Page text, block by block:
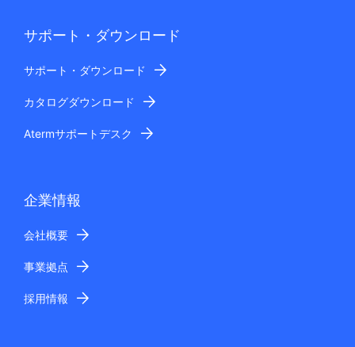
サポート・ダウンロード
サポート・ダウンロード
カタログダウンロード
Atermサポートデスク
企業情報
会社概要
事業拠点
採用情報